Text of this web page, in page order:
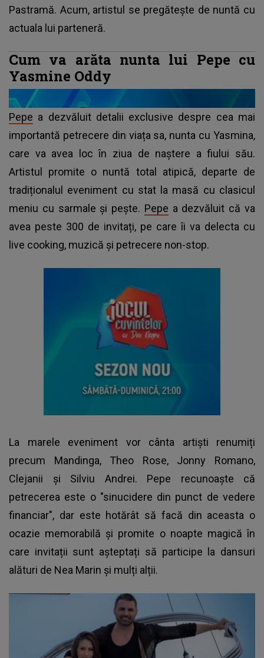
Pastramă. Acum, artistul se pregătește de nuntă cu
actuala lui parteneră.
Cum va arăta nunta lui Pepe cu
Yasmine Oddy
Pepe a dezvăluit detalii exclusive despre cea mai
importantă petrecere din viața sa, nunta cu Yasmina,
care va avea loc în ziua de naștere a fiului său.
Artistul promite o nuntă total atipică, departe de
tradiționalul eveniment cu stat la masă cu clasicul
meniu cu sarmale și pește. Pepe a dezvăluit că va
avea peste 300 de invitați, pe care îi va delecta cu
live cooking, muzică și petrecere non-stop.
La marele eveniment vor cânta artiști renumiți
precum Mandinga, Theo Rose, Jonny Romano,
Clejanii și Silviu Andrei. Pepe recunoaște că
petrecerea este o "sinucidere din punct de vedere
financiar", dar este hotărât să facă din aceasta o
ocazie memorabilă și promite o noapte magică în
care invitații sunt așteptați să participe la dansuri
alături de Nea Marin și mulți alții.